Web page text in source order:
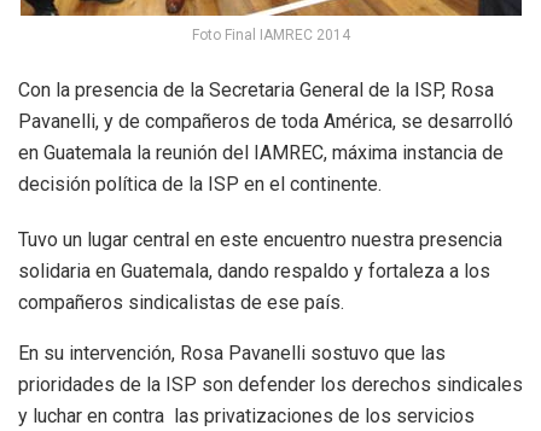
Foto Final IAMREC 2014
Con la presencia de la Secretaria General de la ISP, Rosa
Pavanelli, y de compañeros de toda América, se desarrolló
en Guatemala la reunión del IAMREC, máxima instancia de
decisión política de la ISP en el continente.
Tuvo un lugar central en este encuentro nuestra presencia
solidaria en Guatemala, dando respaldo y fortaleza a los
compañeros sindicalistas de ese país.
En su intervención, Rosa Pavanelli sostuvo que las
prioridades de la ISP son defender los derechos sindicales
y luchar en contra las privatizaciones de los servicios